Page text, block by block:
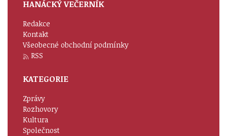
HANÁCKÝ VEČERNÍK
Redakce
Kontakt
Všeobecné obchodní podmínky
RSS
KATEGORIE
Zprávy
Rozhovory
Kultura
Společnost